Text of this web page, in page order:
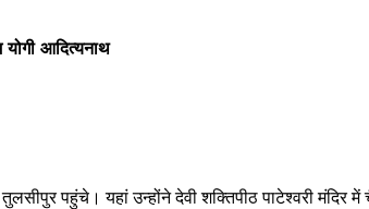
आदित्यनाथ
पहुंचे। यहां उन्होंने देवी शक्तिपीठ पाटेश्वरी मंदिर में